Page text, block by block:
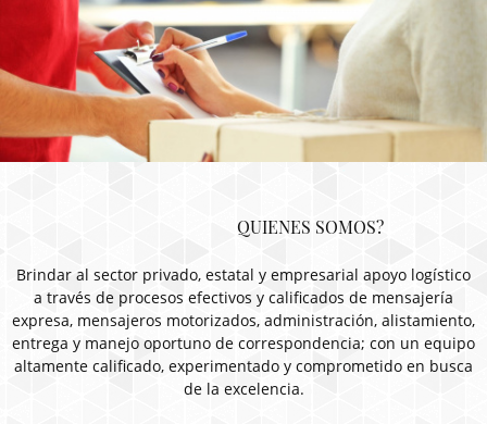
QUIENES SOMOS?
Brindar al sector privado, estatal y empresarial apoyo logístico
a través de procesos efectivos y calificados de mensajería
expresa, mensajeros motorizados, administración, alistamiento,
entrega y manejo oportuno de correspondencia; con un equipo
altamente calificado, experimentado y comprometido en busca
de la excelencia.